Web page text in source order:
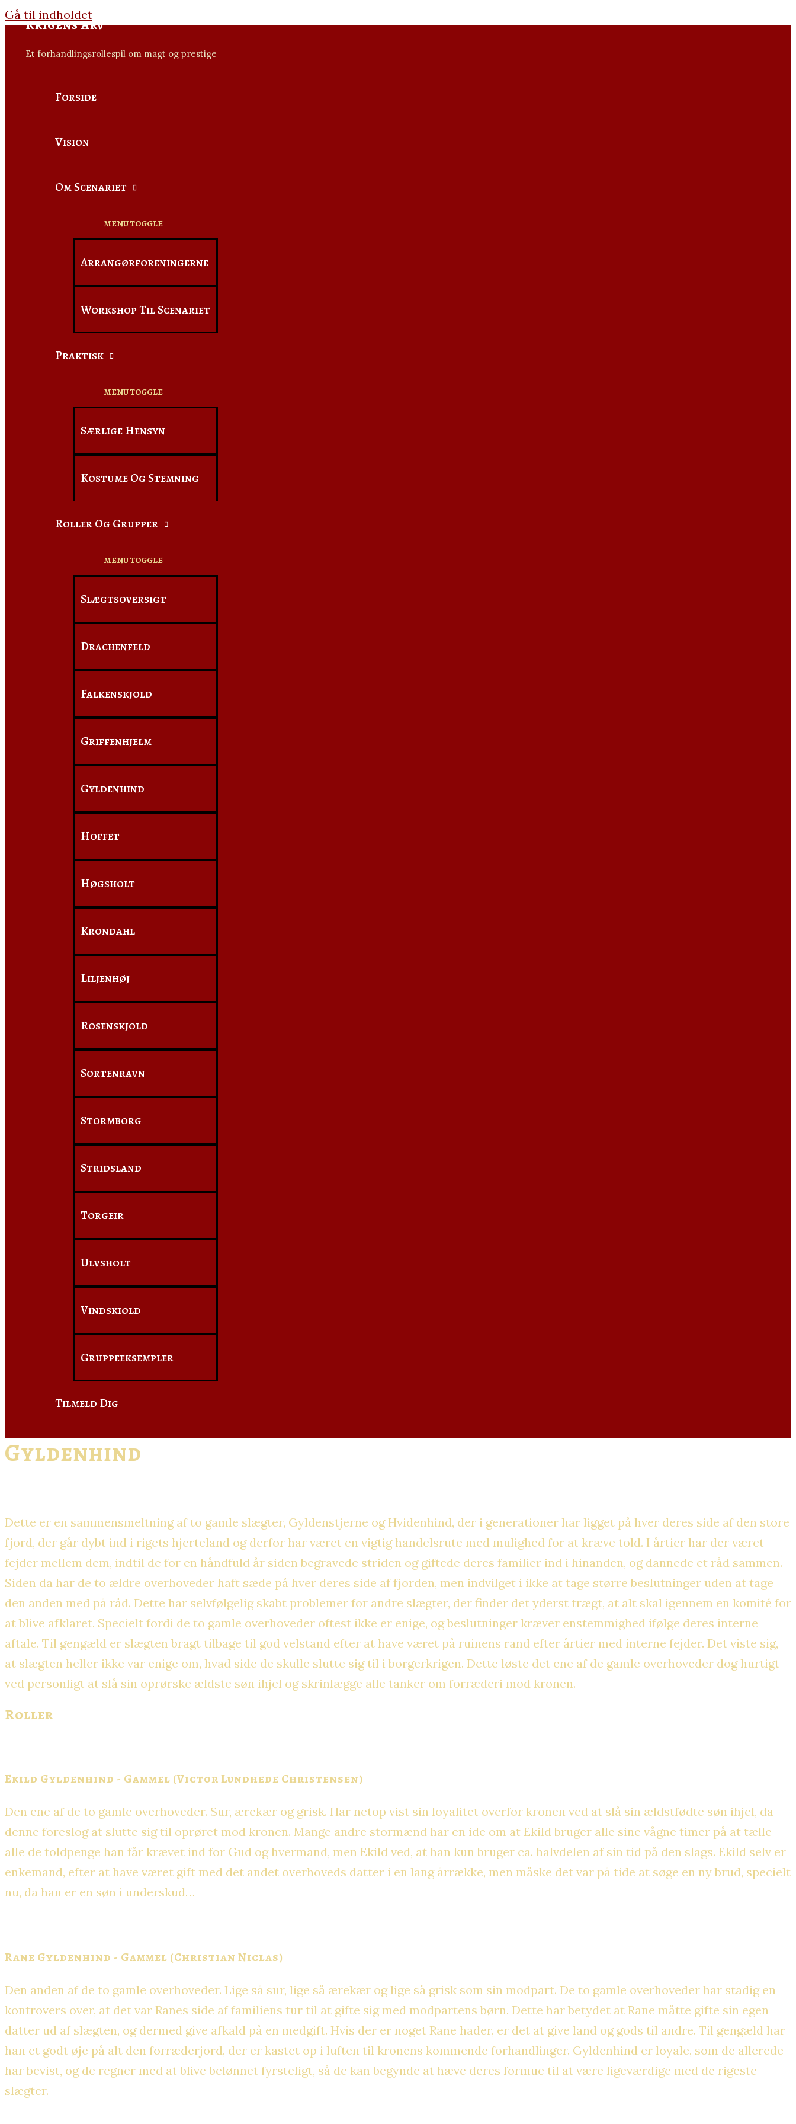
Gå til indholdet
Krigens Arv
Et forhandlingsrollespil om magt og prestige
Forside
Vision
Om Scenariet
MENU TOGGLE
Arrangørforeningerne
Workshop Til Scenariet
Praktisk
MENU TOGGLE
Særlige Hensyn
Kostume Og Stemning
Roller Og Grupper
MENU TOGGLE
Slægtsoversigt
Drachenfeld
Falkenskjold
Griffenhjelm
Gyldenhind
Hoffet
Høgsholt
Krondahl
Liljenhøj
Rosenskjold
Sortenravn
Stormborg
Stridsland
Torgeir
Ulvsholt
Vindskiold
Gruppeeksempler
Tilmeld Dig
Gyldenhind
Dette er en sammensmeltning af to gamle slægter, Gyldenstjerne og Hvidenhind, der i generationer har ligget på hver deres side af den store
fjord, der går dybt ind i rigets hjerteland og derfor har været en vigtig handelsrute med mulighed for at kræve told. I årtier har der været
fejder mellem dem, indtil de for en håndfuld år siden begravede striden og giftede deres familier ind i hinanden, og dannede et råd sammen.
Siden da har de to ældre overhoveder haft sæde på hver deres side af fjorden, men indvilget i ikke at tage større beslutninger uden at tage
den anden med på råd. Dette har selvfølgelig skabt problemer for andre slægter, der finder det yderst trægt, at alt skal igennem en komité for
at blive afklaret. Specielt fordi de to gamle overhoveder oftest ikke er enige, og beslutninger kræver enstemmighed ifølge deres interne
aftale. Til gengæld er slægten bragt tilbage til god velstand efter at have været på ruinens rand efter årtier med interne fejder. Det viste sig,
at slægten heller ikke var enige om, hvad side de skulle slutte sig til i borgerkrigen. Dette løste det ene af de gamle overhoveder dog hurtigt
ved personligt at slå sin oprørske ældste søn ihjel og skrinlægge alle tanker om forræderi mod kronen.
Roller
Ekild Gyldenhind - Gammel (Victor Lundhede Christensen)
Den ene af de to gamle overhoveder. Sur, ærekær og grisk. Har netop vist sin loyalitet overfor kronen ved at slå sin ældstfødte søn ihjel, da
denne foreslog at slutte sig til oprøret mod kronen. Mange andre stormænd har en ide om at Ekild bruger alle sine vågne timer på at tælle
alle de toldpenge han får krævet ind for Gud og hvermand, men Ekild ved, at han kun bruger ca. halvdelen af sin tid på den slags. Ekild selv er
enkemand, efter at have været gift med det andet overhoveds datter i en lang årrække, men måske det var på tide at søge en ny brud, specielt
nu, da han er en søn i underskud…
Rane Gyldenhind - Gammel (Christian Niclas)
Den anden af de to gamle overhoveder. Lige så sur, lige så ærekær og lige så grisk som sin modpart. De to gamle overhoveder har stadig en
kontrovers over, at det var Ranes side af familiens tur til at gifte sig med modpartens børn. Dette har betydet at Rane måtte gifte sin egen
datter ud af slægten, og dermed give afkald på en medgift. Hvis der er noget Rane hader, er det at give land og gods til andre. Til gengæld har
han et godt øje på alt den forræderjord, der er kastet op i luften til kronens kommende forhandlinger. Gyldenhind er loyale, som de allerede
har bevist, og de regner med at blive belønnet fyrsteligt, så de kan begynde at hæve deres formue til at være ligeværdige med de rigeste
slægter.